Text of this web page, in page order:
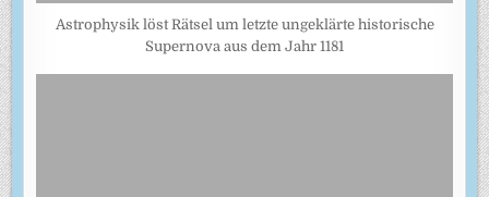
Astrophysik löst Rätsel um letzte ungeklärte historische
Supernova aus dem Jahr 1181